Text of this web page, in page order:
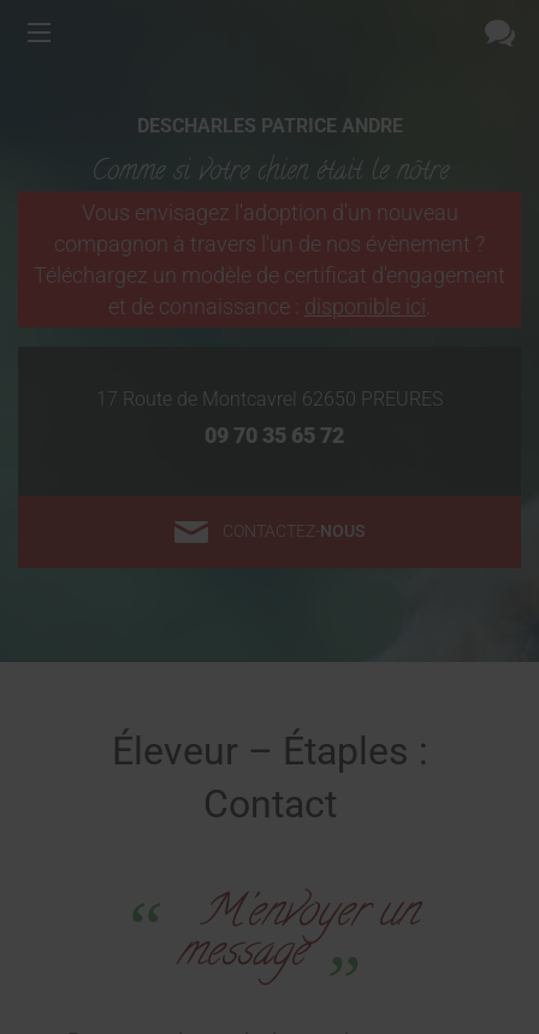
DESCHARLES PATRICE ANDRE
Comme si votre chien était le nôtre
Vous envisagez l'adoption d'un nouveau
compagnon à travers l'un de nos évènement ?
Téléchargez un modèle de certificat d'engagement
et de connaissance : disponible ici
17 Route de Montcavrel 62650 PREURES
09 70 35 65 72
CONTACTEZ-NOUS
Éleveur – Étaples :
Contact
M'envoyer un
message